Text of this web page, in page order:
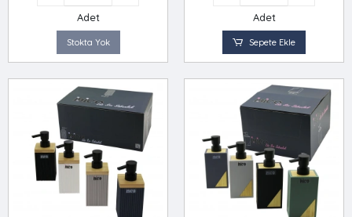
Adet
Stokta Yok
Adet
Sepete Ekle